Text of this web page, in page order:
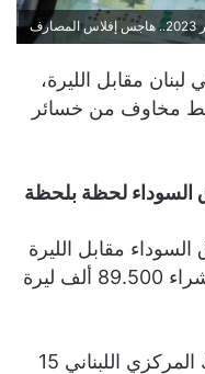
لبنان مقابل الليرة،
مخاوف من خسائر
السوداء لحظة بلحظة
مقابل الليرة
اللبنانية اليوم 89.000 ألف ليرة للشراء 89.500 ألف ليرة
وسجل سعر الدولار اليوم في البنك المركزي اللبناني 15